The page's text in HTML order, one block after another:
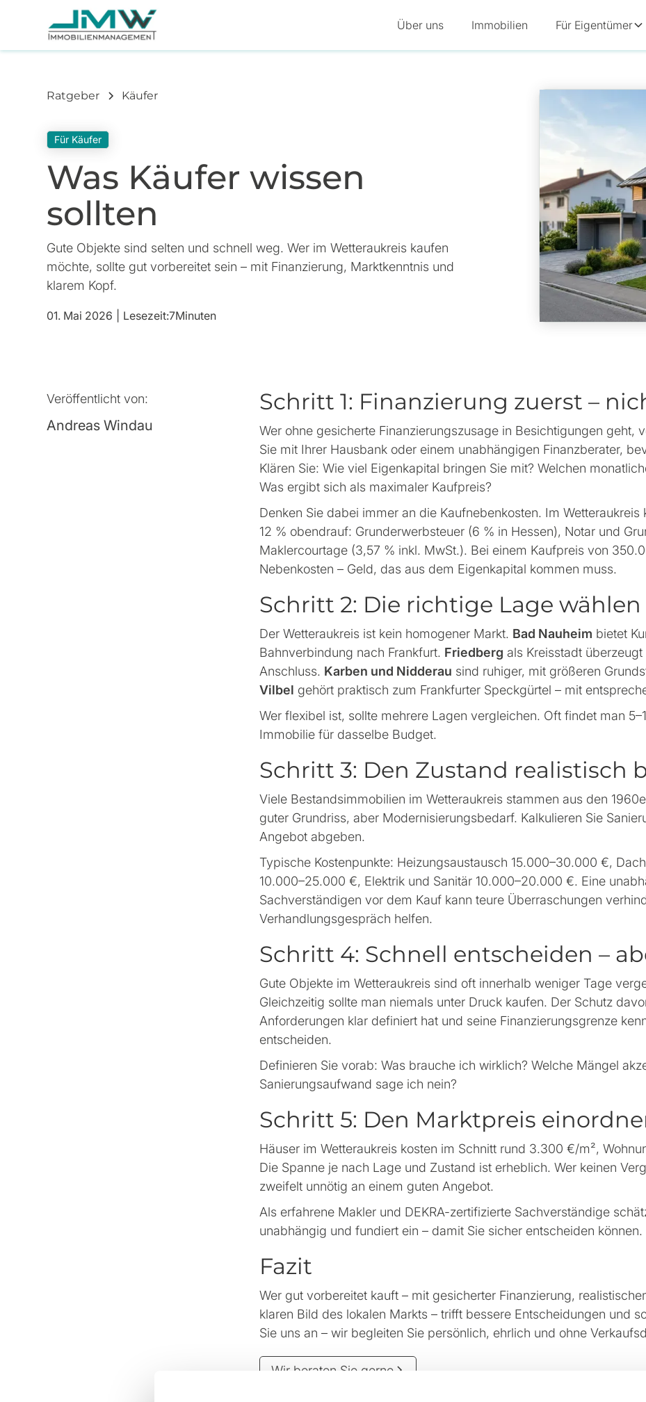
Über uns Immobilien Für Eigentümer
Ratgeber Käufer
Für Käufer
Was Käufer wissen
sollten
Gute Objekte sind selten und schnell weg. Wer im Wetteraukreis kaufen
möchte, sollte gut vorbereitet sein – mit Finanzierung, Marktkenntnis und
klarem Kopf.
01. Mai 2026 Lesezeit:7Minuten
Veröffentlicht von:
Andreas Windau
Schritt 1: Finanzierung zuerst –
Wer ohne gesicherte Finanzierungszusage in Besichtigungen geht,
Sie mit Ihrer Hausbank oder einem unabhängigen Finanzberater,
Klären Sie: Wie viel Eigenkapital bringen Sie mit? Welchen
Was ergibt sich als maximaler Kaufpreis?
Denken Sie dabei immer an die Kaufnebenkosten. Im
12 % obendrauf: Grunderwerbsteuer (6 % in Hessen), Notar und
Maklercourtage (3,57 % inkl. MwSt.). Bei einem Kaufpreis von
Nebenkosten – Geld, das aus dem Eigenkapital kommen muss.
Schritt 2: Die richtige Lage wählen
Der Wetteraukreis ist kein homogener Markt. Bad Nauheim bietet
Bahnverbindung nach Frankfurt. Friedberg als Kreisstadt
Anschluss. Karben und Nidderau sind ruhiger, mit größeren
Vilbel gehört praktisch zum Frankfurter Speckgürtel – mit
Wer flexibel ist, sollte mehrere Lagen vergleichen. Oft findet man
Immobilie für dasselbe Budget.
Schritt 3: Den Zustand realistisch
Viele Bestandsimmobilien im Wetteraukreis stammen aus den
guter Grundriss, aber Modernisierungsbedarf. Kalkulieren Sie
Angebot abgeben.
Typische Kostenpunkte: Heizungsaustausch 15.000–30.000 €,
10.000–25.000 €, Elektrik und Sanitär 10.000–20.000 €. Eine
Sachverständigen vor dem Kauf kann teure Überraschungen
Verhandlungsgespräch helfen.
Schritt 4: Schnell entscheiden –
Gute Objekte im Wetteraukreis sind oft innerhalb weniger Tage
Gleichzeitig sollte man niemals unter Druck kaufen. Der Schutz
Anforderungen klar definiert hat und seine Finanzierungsgrenze
entscheiden.
Definieren Sie vorab: Was brauche ich wirklich? Welche Mängel
Sanierungsaufwand sage ich nein?
Schritt 5: Den Marktpreis
Häuser im Wetteraukreis kosten im Schnitt rund 3.300 €/m²,
Die Spanne je nach Lage und Zustand ist erheblich. Wer keinen
zweifelt unnötig an einem guten Angebot.
Als erfahrene Makler und DEKRA-zertifizierte Sachverständige
unabhängig und fundiert ein – damit Sie sicher entscheiden können.
Fazit
Wer gut vorbereitet kauft – mit gesicherter Finanzierung,
klaren Bild des lokalen Markts – trifft bessere Entscheidungen und
Sie uns an – wir begleiten Sie persönlich, ehrlich und ohne
Wir beraten Sie gerne